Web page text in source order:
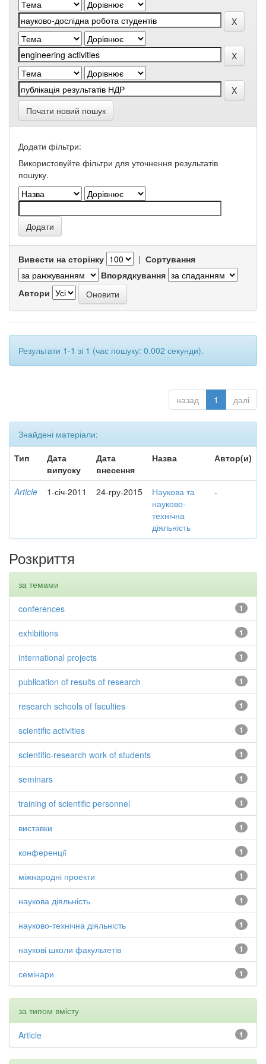
Почати новий пошук
Додати фільтри:
Використовуйте фільтри для уточнення результатів
пошуку.
Вивести на сторінку | Сортування
Впорядкування
Автори
Результати 1-1 зі 1 (час пошуку: 0.002 секунди).
назад 1 далі
Знайдені матеріали:
Тип
Дата
випуску
Дата
внесення
Назва Автор(и)
Article 1-січ-2011 24-гру-2015
Наукова та
науково-
технічна
діяльність
-
Розкриття
за темами
1
conferences
1
exhibitions
1
international projects
1
publication of results of research
1
research schools of faculties
1
scientific activities
1
scientific-research work of students
1
seminars
1
training of scientific personnel
1
виставки
1
конференції
1
міжнародні проекти
1
наукова діяльність
1
науково-технічна діяльність
1
наукові школи факультетів
1
семінари
за типом вмісту
1
Article